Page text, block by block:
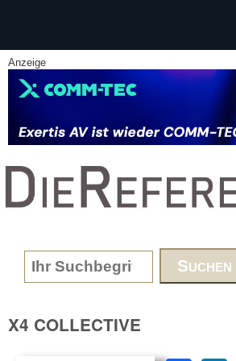
Anzeige
www.DieReferenz.de
Search form
X4 COLLECTIVE